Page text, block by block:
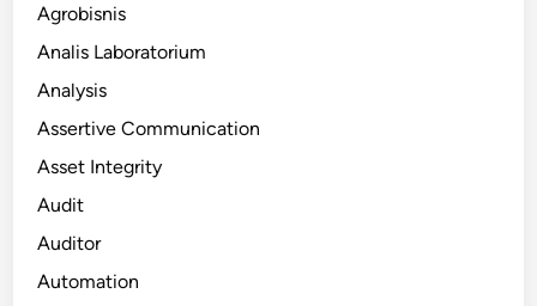
Agrobisnis
Analis Laboratorium
Analysis
Assertive Communication
Asset Integrity
Audit
Auditor
Automation